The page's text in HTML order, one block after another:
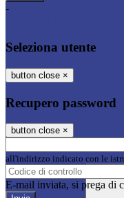
-
Seleziona utente
button close ×
Recupero password
button close ×
all'indirizzo indicato con le
E-mail inviata, si prega di